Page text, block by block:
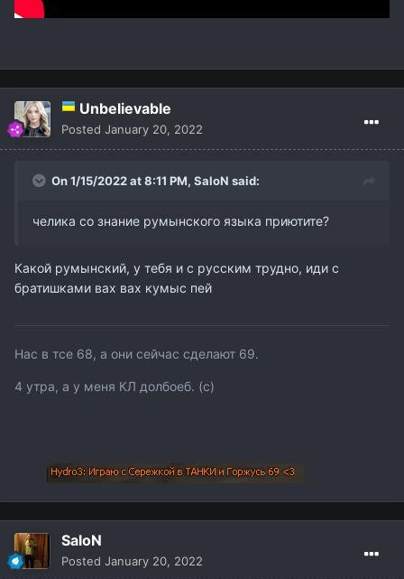
Unbelievable
Posted January 20, 2022
On 1/15/2022 at 8:11 PM, SaloN said:
челика со знание румынского языка приютите?
Какой румынский, у тебя и с русским трудно, иди с
братишками вах вах кумыс пей
Нас в тсе 68, а они сейчас сделают 69.
4 утра, а у меня КЛ долбоеб. (с)
SaloN
Posted January 20, 2022